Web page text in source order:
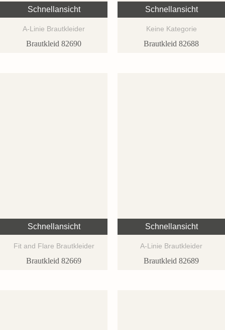
Schnellansicht
A-Linie Brautkleider
Brautkleid 82690
Schnellansicht
Keine Kategorie
Brautkleid 82688
Schnellansicht
Fit and Flare Brautkleider
Brautkleid 82669
Schnellansicht
A-Linie Brautkleider
Brautkleid 82689